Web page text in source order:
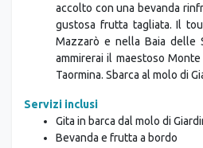
accolto con una bevanda
gustosa frutta tagliata. Il
Mazzarò e nella Baia delle
ammirerai il maestoso
Taormina. Sbarca al molo di
Servizi inclusi
Gita in barca dal molo di
Bevanda e frutta a bordo